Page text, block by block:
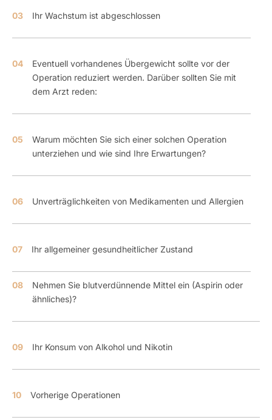
03 Ihr Wachstum ist abgeschlossen
04
Eventuell vorhandenes Übergewicht sollte vor der
Operation reduziert werden. Darüber sollten Sie mit
dem Arzt reden:
05
Warum möchten Sie sich einer solchen Operation
unterziehen und wie sind Ihre Erwartungen?
06 Unverträglichkeiten von Medikamenten und Allergien
07 Ihr allgemeiner gesundheitlicher Zustand
08
Nehmen Sie blutverdünnende Mittel ein (Aspirin oder
ähnliches)?
09 Ihr Konsum von Alkohol und Nikotin
10 Vorherige Operationen